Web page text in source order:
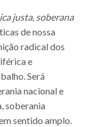
justa, soberana
de nossa
radical dos
e
Será
nacional e
soberania
sentido amplo.